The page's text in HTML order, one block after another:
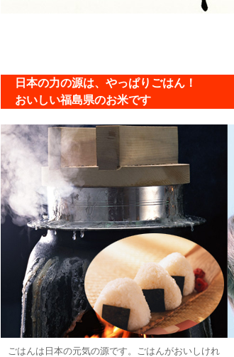
日本の力の源は、やっぱりごはん！
おいしい福島県のお米です
ごはんは日本の元気の源です。ごはんがおいしけれ